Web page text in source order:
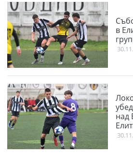
в
над